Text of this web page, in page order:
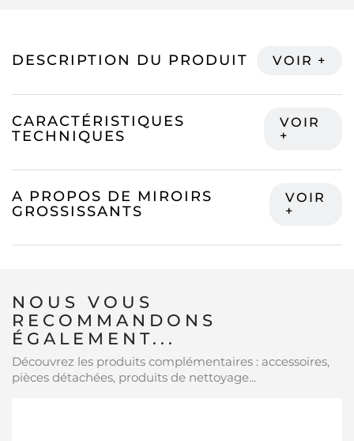
DESCRIPTION DU PRODUIT
CARACTÉRISTIQUES
TECHNIQUES
A PROPOS DE MIROIRS
GROSSISSANTS
NOUS VOUS
RECOMMANDONS
ÉGALEMENT...
Découvrez les produits complémentaires : accessoires,
pièces détachées, produits de nettoyage...